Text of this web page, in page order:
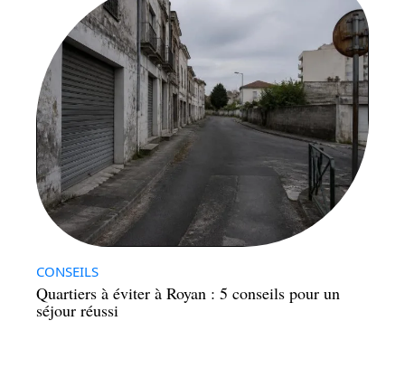
CONSEILS
Quartiers à éviter à Royan : 5 conseils pour un
séjour réussi